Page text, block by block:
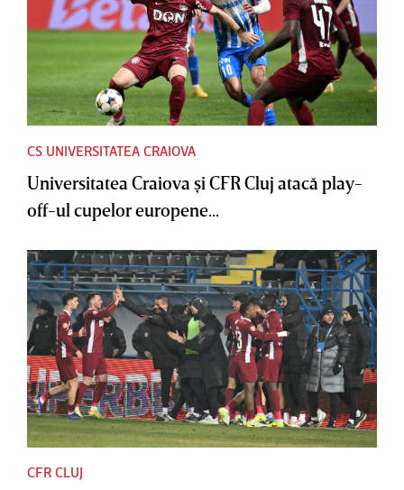
CS UNIVERSITATEA CRAIOVA
Universitatea Craiova şi CFR Cluj atacă play-
off-ul cupelor europene...
CFR CLUJ